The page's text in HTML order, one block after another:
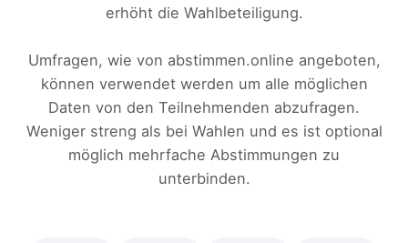
erhöht die Wahlbeteiligung.
Umfragen, wie von abstimmen.online angeboten,
können verwendet werden um alle möglichen
Daten von den Teilnehmenden abzufragen.
Weniger streng als bei Wahlen und es ist optional
möglich mehrfache Abstimmungen zu
unterbinden.